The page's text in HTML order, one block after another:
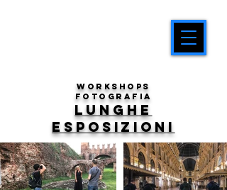
workshops
fotografia
lunghe
esposizioni